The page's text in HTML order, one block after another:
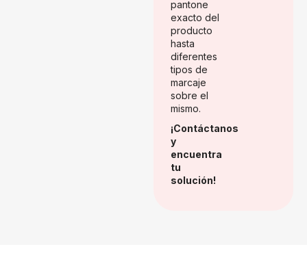
pantone
exacto del
producto
hasta
diferentes
tipos de
marcaje
sobre el
mismo.
¡Contáctanos
y
encuentra
tu
solución!